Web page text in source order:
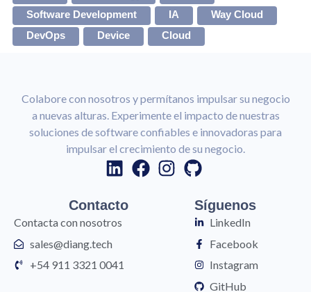
Software Development
IA
Way Cloud
DevOps
Device Cloud
Colabore con nosotros y permítanos impulsar su negocio
a nuevas alturas. Experimente el impacto de nuestras
soluciones de software confiables e innovadoras para
impulsar el crecimiento de su negocio.
Contacto
Contacta con nosotros
sales@diang.tech
+54 911 3321 0041
Síguenos
LinkedIn
Facebook
Instagram
GitHub